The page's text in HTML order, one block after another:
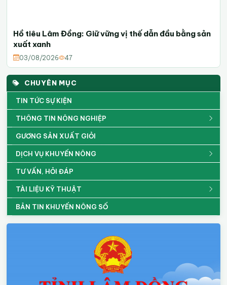
CHUYÊN MỤC
TIN TỨC SỰ KIỆN
THÔNG TIN NÔNG NGHIỆP
GƯƠNG SẢN XUẤT GIỎI
DỊCH VỤ KHUYẾN NÔNG
TƯ VẤN, HỎI ĐÁP
TÀI LIỆU KỸ THUẬT
BẢN TIN KHUYẾN NÔNG SỐ
Hồ tiêu Lâm Đồng: Giữ vững vị thế dẫn đầu bằng sản
xuất xanh
03/08/2026 47